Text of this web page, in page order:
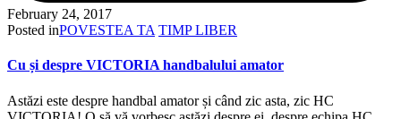
February 24, 2017
Posted inPOVESTEA TA TIMP LIBER
Cu și despre VICTORIA handbalului amator
Astăzi este despre handbal amator și când zic asta, zic HC